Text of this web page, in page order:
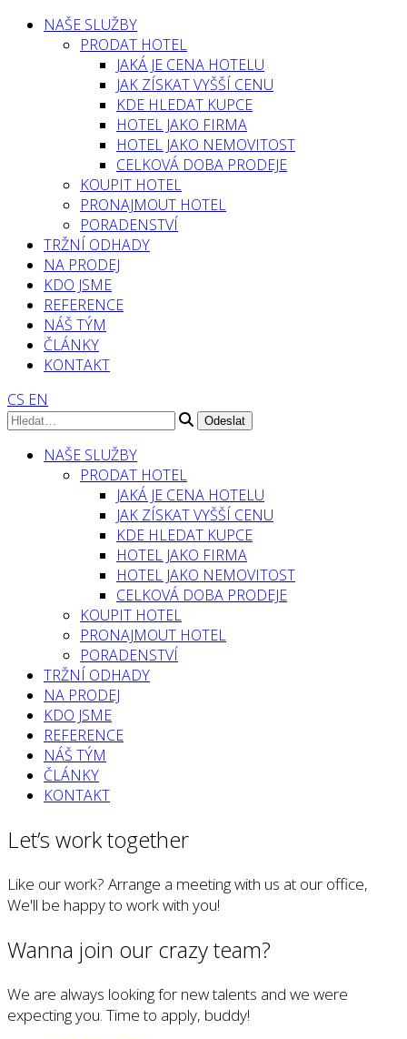
NAŠE SLUŽBY
PRODAT HOTEL
JAKÁ JE CENA HOTELU
JAK ZÍSKAT VYŠŠÍ CENU
KDE HLEDAT KUPCE
HOTEL JAKO FIRMA
HOTEL JAKO NEMOVITOST
CELKOVÁ DOBA PRODEJE
KOUPIT HOTEL
PRONAJMOUT HOTEL
PORADENSTVÍ
TRŽNÍ ODHADY
NA PRODEJ
KDO JSME
REFERENCE
NÁŠ TÝM
ČLÁNKY
KONTAKT
CS EN
NAŠE SLUŽBY
PRODAT HOTEL
JAKÁ JE CENA HOTELU
JAK ZÍSKAT VYŠŠÍ CENU
KDE HLEDAT KUPCE
HOTEL JAKO FIRMA
HOTEL JAKO NEMOVITOST
CELKOVÁ DOBA PRODEJE
KOUPIT HOTEL
PRONAJMOUT HOTEL
PORADENSTVÍ
TRŽNÍ ODHADY
NA PRODEJ
KDO JSME
REFERENCE
NÁŠ TÝM
ČLÁNKY
KONTAKT
Let’s work together
Like our work? Arrange a meeting with us at our office,
We'll be happy to work with you!
Wanna join our crazy team?
We are always looking for new talents and we were
expecting you. Time to apply, buddy!